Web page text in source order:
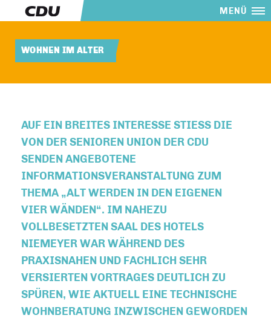
MENÜ
WOHNEN IM ALTER
AUF EIN BREITES INTERESSE STIESS DIE V
ON DER SENIOREN UNION DER CDU S
ENDEN ANGEBOTENE I
NFORMATIONSVERANSTALTUNG ZUM T
HEMA „ALT WERDEN IN DEN EIGENEN V
IER WÄNDEN“. IM NAHEZU V
OLLBESETZTEN SAAL DES HOTELS N
IEMEYER WAR WÄHREND DES P
RAXISNAHEN UND FACHLICH SEHR V
ERSIERTEN VORTRAGES DEUTLICH ZU S
PÜREN, WIE AKTUELL EINE TECHNISCHE W
OHNBERATUNG INZWISCHEN GEWORDEN I